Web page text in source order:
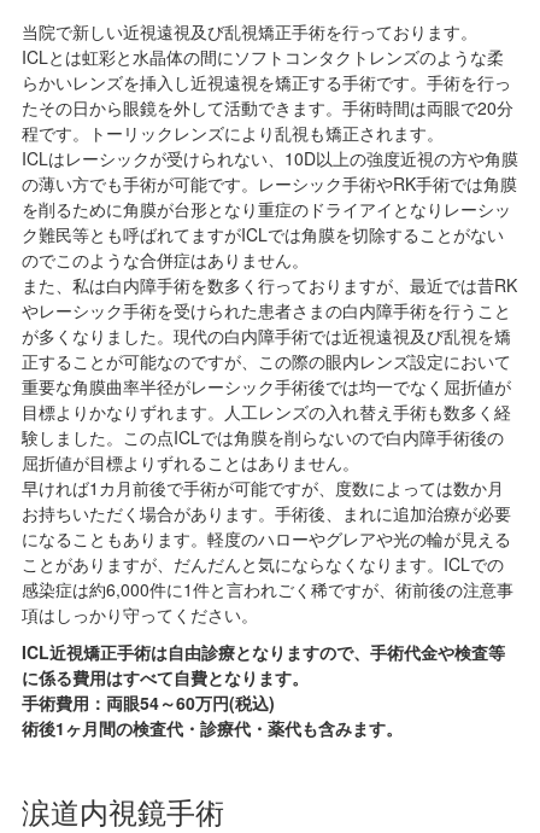
当院で新しい近視遠視及び乱視矯正手術を行っております。
ICLとは虹彩と水晶体の間にソフトコンタクトレンズのような柔
らかいレンズを挿入し近視遠視を矯正する手術です。手術を行っ
たその日から眼鏡を外して活動できます。手術時間は両眼で20分
程です。トーリックレンズにより乱視も矯正されます。
ICLはレーシックが受けられない、10D以上の強度近視の方や角膜
の薄い方でも手術が可能です。レーシック手術やRK手術では角膜
を削るために角膜が台形となり重症のドライアイとなりレーシッ
ク難民等とも呼ばれてますがICLでは角膜を切除することがない
のでこのような合併症はありません。
また、私は白内障手術を数多く行っておりますが、最近では昔RK
やレーシック手術を受けられた患者さまの白内障手術を行うこと
が多くなりました。現代の白内障手術では近視遠視及び乱視を矯
正することが可能なのですが、この際の眼内レンズ設定において
重要な角膜曲率半径がレーシック手術後では均一でなく屈折値が
目標よりかなりずれます。人工レンズの入れ替え手術も数多く経
験しました。この点ICLでは角膜を削らないので白内障手術後の
屈折値が目標よりずれることはありません。
早ければ1カ月前後で手術が可能ですが、度数によっては数か月
お持ちいただく場合があります。手術後、まれに追加治療が必要
になることもあります。軽度のハローやグレアや光の輪が見える
ことがありますが、だんだんと気にならなくなります。ICLでの
感染症は約6,000件に1件と言われごく稀ですが、術前後の注意事
項はしっかり守ってください。
ICL近視矯正手術は自由診療となりますので、手術代金や検査等
に係る費用はすべて自費となります。
手術費用：両眼54～60万円(税込)
術後1ヶ月間の検査代・診療代・薬代も含みます。
涙道内視鏡手術